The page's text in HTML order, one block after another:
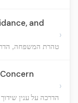
and
טהרת המשפחה,
›
הדרכה על ענין
›